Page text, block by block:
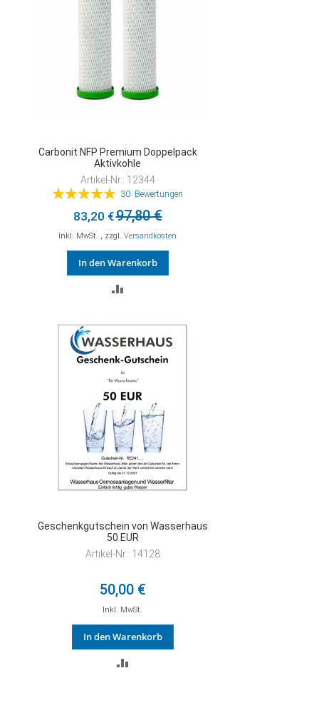
Carbonit NFP Premium Doppelpack
Aktivkohle
Artikel-Nr.: 12344
Bewertung:
30 Bewertungen
83,20 €97,80 €
Inkl. MwSt. , zzgl. Versandkosten
In den Warenkorb
HINZUFÜGEN
Geschenkgutschein von Wasserhaus
50 EUR
Artikel-Nr.: 14128
50,00 €
Inkl. MwSt.
In den Warenkorb